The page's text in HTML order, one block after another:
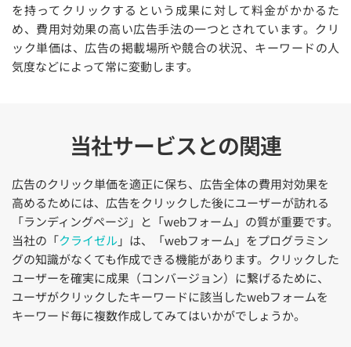
を持ってクリックするという成果に対して料金がかかるた
め、費用対効果の高い広告手法の一つとされています。クリ
ック単価は、広告の掲載場所や競合の状況、キーワードの人
気度などによって常に変動します。
当社サービスとの関連
広告のクリック単価を適正に保ち、広告全体の費用対効果を
高めるためには、広告をクリックした後にユーザーが訪れる
「ランディングページ」と「webフォーム」の質が重要です。
当社の「クライゼル 」は、「webフォーム」をプログラミン
グの知識がなくても作成できる機能があります。クリックした
ユーザーを確実に成果（コンバージョン）に繋げるために、
ユーザがクリックしたキーワードに該当したwebフォームを
キーワード毎に複数作成してみてはいかがでしょうか。